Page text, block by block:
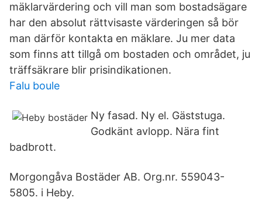
mäklarvärdering och vill man som bostadsägare
har den absolut rättvisaste värderingen så bör
man därför kontakta en mäklare. Ju mer data
som finns att tillgå om bostaden och området, ju
träffsäkrare blir prisindikationen.
Falu boule
Ny fasad. Ny el. Gäststuga.
Godkänt avlopp. Nära fint
badbrott.
Morgongåva Bostäder AB. Org.nr. 559043-
5805. i Heby.